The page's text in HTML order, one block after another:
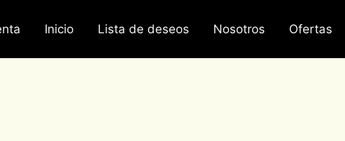
Inicio Lista de deseos Nosotros Ofertas